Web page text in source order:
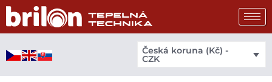
Přeskočit
obsah
Česká koruna (Kč) -
CZK